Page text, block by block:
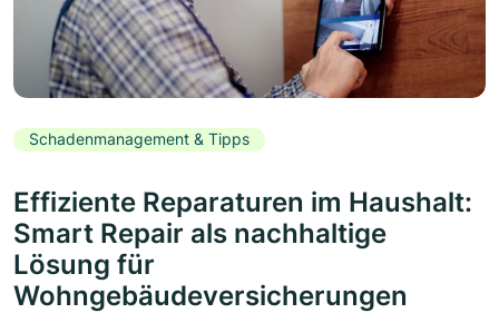
Schadenmanagement & Tipps
Effiziente Reparaturen im Haushalt:
Smart Repair als nachhaltige
Lösung für
Wohngebäudeversicherungen